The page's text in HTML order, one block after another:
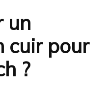
un
cuir pour
?